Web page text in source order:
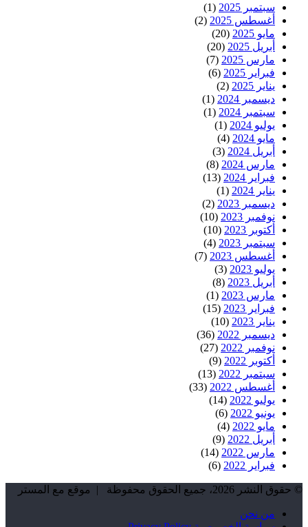
سبتمبر 2025
(1)
أغسطس 2025
(2)
مايو 2025
(20)
أبريل 2025
(20)
مارس 2025
(7)
فبراير 2025
(6)
يناير 2025
(2)
ديسمبر 2024
(1)
سبتمبر 2024
(1)
يوليو 2024
(1)
مايو 2024
(4)
أبريل 2024
(3)
مارس 2024
(8)
فبراير 2024
(13)
يناير 2024
(1)
ديسمبر 2023
(2)
نوفمبر 2023
(10)
أكتوبر 2023
(10)
سبتمبر 2023
(4)
أغسطس 2023
(7)
يوليو 2023
(3)
أبريل 2023
(8)
مارس 2023
(1)
فبراير 2023
(15)
يناير 2023
(10)
ديسمبر 2022
(36)
نوفمبر 2022
(27)
أكتوبر 2022
(9)
سبتمبر 2022
(13)
أغسطس 2022
(33)
يوليو 2022
(14)
يونيو 2022
(6)
مايو 2022
(4)
أبريل 2022
(9)
مارس 2022
(14)
فبراير 2022
(6)
© حقوق النشر 2026، جميع الحقوق محفوظة | موقع مع المستر
من نحن